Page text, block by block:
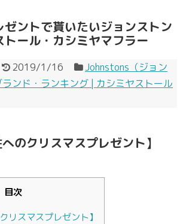
ゼントで貰いたいジョンストン
トール・カシミヤマフラー
2019/1/16
Johnstons（ジョン
ランド・ランキング | カシミヤストール
へのクリスマスプレゼント】
目次
リスマスプレゼント】